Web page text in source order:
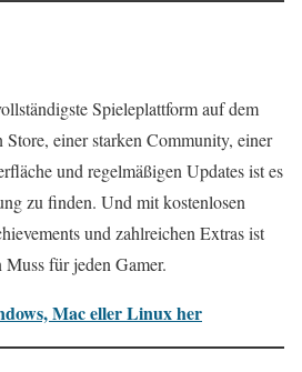
Spieleplattform auf dem
einer starken Community, einer
und regelmäßigen Updates ist es
zu finden. Und mit kostenlosen
und zahlreichen Extras ist
Muss für jeden Gamer.
Mac eller Linux her